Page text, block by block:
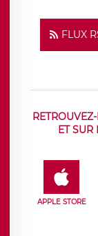
FLUX
ET
APPLE STORE